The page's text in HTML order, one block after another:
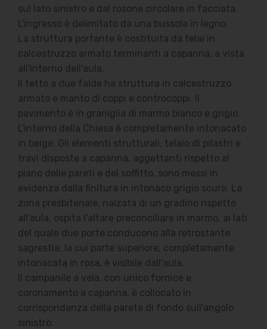
sul lato sinistro e dal rosone circolare in facciata.
L'ingresso è delimitato da una bussola in legno.
La struttura portante è costituita da telai in
calcestruzzo armato terminanti a capanna, a vista
all'interno dell'aula.
Il tetto a due falde ha struttura in calcestruzzo
armato e manto di coppi e controcoppi. Il
pavimento è in graniglia di marmo bianco e grigio.
L'interno della Chiesa è completamente intonacato
in beige. Gli elementi strutturali, telaio di pilastri e
travi disposte a capanna, aggettanti rispetto al
piano delle pareti e del soffitto, sono messi in
evidenza dalla finitura in intonaco grigio scuro. La
zona presbiteriale, rialzata di un gradino rispetto
all'aula, ospita l'altare preconciliare in marmo, ai lati
del quale due porte conducono alla retrostante
sagrestia, la cui parte superiore, completamente
intonacata in rosa, è visibile dall'aula.
Il campanile a vela, con unico fornice e
coronamento a capanna, è collocato in
corrispondenza della parete di fondo sull'angolo
sinistro.